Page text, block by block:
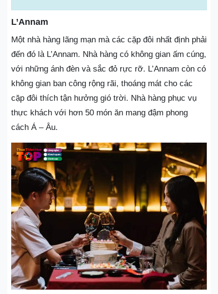
L’Annam
Một nhà hàng lãng mạn mà các cặp đôi nhất định phải
đến đó là L’Annam. Nhà hàng có không gian ấm cúng,
với những ánh đèn và sắc đỏ rực rỡ. L’Annam còn có
không gian ban công rộng rãi, thoáng mát cho các
cặp đôi thích tận hưởng gió trời. Nhà hàng phục vụ
thực khách với hơn 50 món ăn mang đậm phong
cách Á – Âu.